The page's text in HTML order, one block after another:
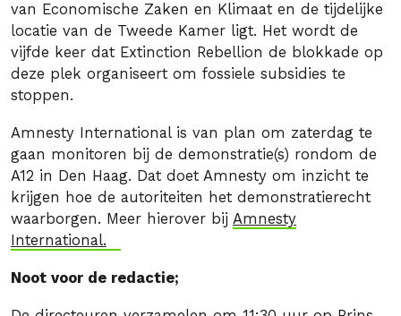
van Economische Zaken en Klimaat en de tijdelijke
locatie van de Tweede Kamer ligt. Het wordt de
vijfde keer dat Extinction Rebellion de blokkade op
deze plek organiseert om fossiele subsidies te
stoppen.
Amnesty International is van plan om zaterdag te
gaan monitoren bij de demonstratie(s) rondom de
A12 in Den Haag. Dat doet Amnesty om inzicht te
krijgen hoe de autoriteiten het demonstratierecht
waarborgen. Meer hierover bij Amnesty
International.
Noot voor de redactie;